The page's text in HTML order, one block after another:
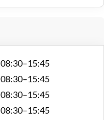
08:30–15:45
08:30–15:45
08:30–15:45
08:30–15:45